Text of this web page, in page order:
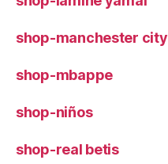
shop-manchester city
shop-mbappe
shop-niños
shop-real betis